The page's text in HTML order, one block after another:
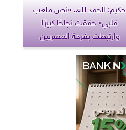
حكيم: الحمد لله.. «نص ملعب
قلبي» حققت نجاحًا كبيرًا
وارتبطت بفرحة المصريين